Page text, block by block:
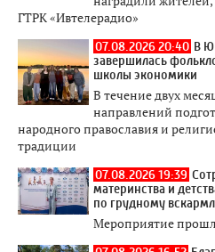
ГТРК «Ивтелерадио»
07.08.2026 20:40 В
завершилась
школы экономики
В течение двух
направлений
народного православия и
традиции
07.08.2026 19:39
материнства и
по грудному
Мероприятие